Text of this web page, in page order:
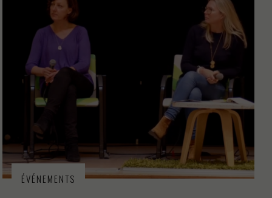
PRODUCTION TEXTILE
ÉVÉNEMENTS